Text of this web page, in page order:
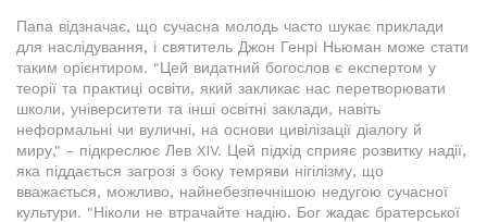
Папа відзначає, що сучасна молодь часто шукає приклади
для наслідування, і святитель Джон Генрі Ньюман може стати
таким орієнтиром. "Цей видатний богослов є експертом у
теорії та практиці освіти, який закликає нас перетворювати
школи, університети та інші освітні заклади, навіть
неформальні чи вуличні, на основи цивілізації діалогу й
миру," - підкреслює Лев XIV. Цей підхід сприяє розвитку надії,
яка піддається загрозі з боку темряви нігілізму, що
вважається, можливо, найнебезпечнішою недугою сучасної
культури. "Ніколи не втрачайте надію. Бог жадає братерської